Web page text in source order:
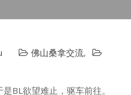
佛山桑拿交流,
BL欲望难止，驱车前往。